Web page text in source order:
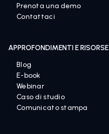
Prenota una demo
Contattaci
APPROFONDIMENTI E RISORSE
Blog
E-book
Webinar
Caso di studio
Comunicato stampa